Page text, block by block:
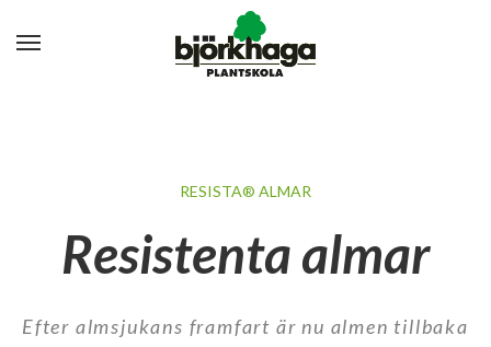
RESISTA® ALMAR
Resistenta almar
Efter almsjukans framfart är nu almen tillbaka